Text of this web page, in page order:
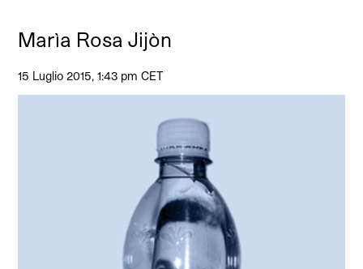
Marìa Rosa Jijòn
15 Luglio 2015, 1:43 pm CET